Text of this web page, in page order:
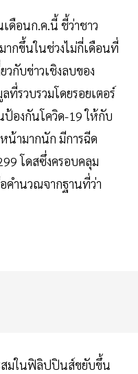
ดือนก.ค.นี้ ชี้ว่าชาว
กขึ้นในช่วงไม่กี่เดือนที่
วกับข่าวเชิงลบของ
รวบรวมโดยรอยเตอร์
ป้องกันโควิด-19 ให้กับ
ามากนัก มีการฉีด
โดสซึ่งครอบคลุม
คำนวณจากฐานที่ว่า
มในฟิลิปปินส์ขยับขึ้น